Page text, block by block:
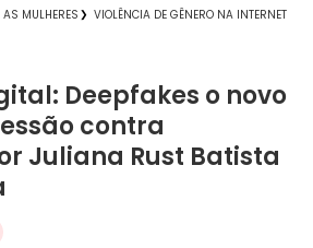
MULHERES VIOLÊNCIA DE GÊNERO NA INTERNET
Deepfakes o novo
contra
Juliana Rust Batista